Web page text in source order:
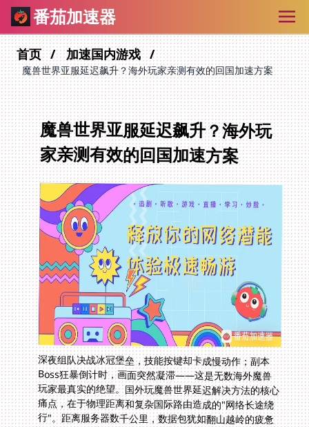
番茄加速器
首页 加速国内游戏
魔兽世界亚服延迟飙升？海外玩家亲测有效的回国加速方案
魔兽世界亚服延迟飙升？海外玩
家亲测有效的回国加速方案
深夜组队决战冰冠堡垒，技能按键却卡成慢动作；副本
Boss狂暴倒计时，画面突然凝滞——这是无数海外魔兽
玩家最真实的绝望。国外玩魔兽世界延迟解决方法的核心
痛点，在于物理距离和复杂国际路由造成的"网络长途绕
行"。距离服务器数千公里，数据包犹如翻山越岭的疲惫
信鸽，加上跨国网络拥堵，300ms+的延迟足以让任何顶
级玩家摔键盘。本文将揭露低延迟连回国服的关键技术方
案，从加速器筛选技巧到实战优化策略，带你终结卡顿重